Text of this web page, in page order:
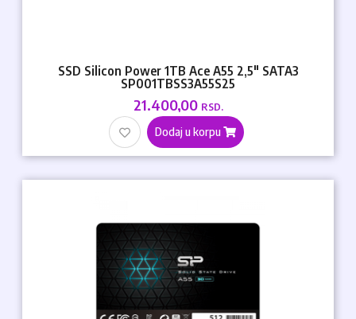
SSD Silicon Power 1TB Ace A55 2,5" SATA3
SP001TBSS3A55S25
21.400,00 RSD.
Dodaj u korpu